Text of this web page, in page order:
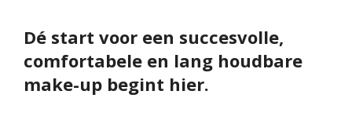
Dé start voor een succesvolle,
comfortabele en lang houdbare
make-up begint hier.